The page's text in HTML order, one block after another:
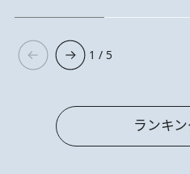
1 / 5
ランキ